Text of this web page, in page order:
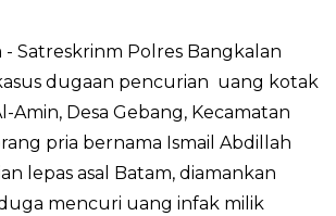
- Satreskrinm Polres Bangkalan
dugaan pencurian uang kotak
Amin, Desa Gebang, Kecamatan
pria bernama Ismail Abdillah
lepas asal Batam, diamankan
mencuri uang infak milik